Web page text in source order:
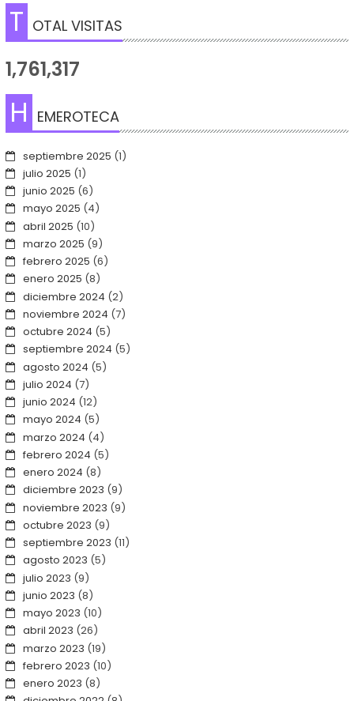
T OTAL VISITAS
1,761,317
H EMEROTECA
septiembre 2025 (1)
julio 2025 (1)
junio 2025 (6)
mayo 2025 (4)
abril 2025 (10)
marzo 2025 (9)
febrero 2025 (6)
enero 2025 (8)
diciembre 2024 (2)
noviembre 2024 (7)
octubre 2024 (5)
septiembre 2024 (5)
agosto 2024 (5)
julio 2024 (7)
junio 2024 (12)
mayo 2024 (5)
marzo 2024 (4)
febrero 2024 (5)
enero 2024 (8)
diciembre 2023 (9)
noviembre 2023 (9)
octubre 2023 (9)
septiembre 2023 (11)
agosto 2023 (5)
julio 2023 (9)
junio 2023 (8)
mayo 2023 (10)
abril 2023 (26)
marzo 2023 (19)
febrero 2023 (10)
enero 2023 (8)